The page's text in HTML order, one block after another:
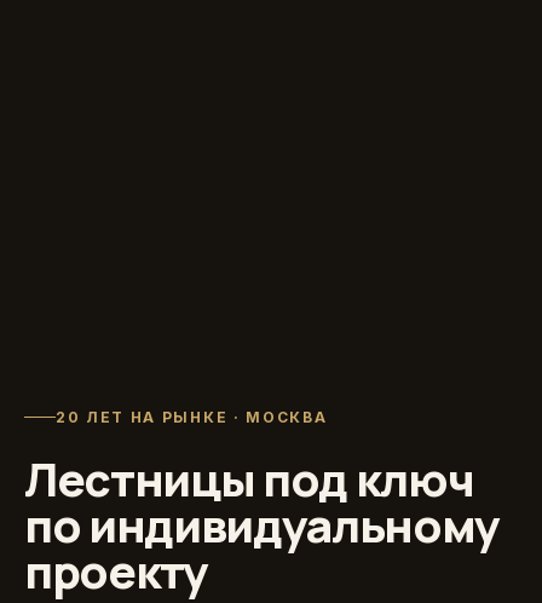
20 ЛЕТ НА РЫНКЕ · МОСКВА
Лестницы под ключ
по индивидуальному
проекту